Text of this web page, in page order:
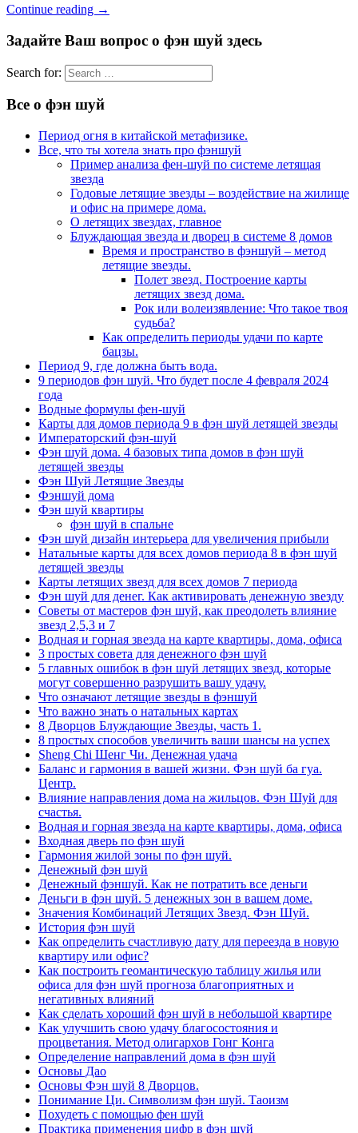
Continue reading →
Задайте Ваш вопрос о фэн шуй здесь
Search for:
Все о фэн шуй
Период огня в китайской метафизике.
Все, что ты хотела знать про фэншуй
Пример анализа фен-шуй по системе летящая
звезда
Годовые летящие звезды – воздействие на жилище
и офис на примере дома.
О летящих звездах, главное
Блуждающая звезда и дворец в системе 8 домов
Время и пространство в фэншуй – метод
летящие звезды.
Полет звезд. Построение карты
летящих звезд дома.
Рок или волеизявление: Что такое твоя
судьба?
Как определить периоды удачи по карте
бацзы.
Период 9, где должна быть вода.
9 периодов фэн шуй. Что будет после 4 февраля 2024
года
Водные формулы фен-шуй
Карты для домов периода 9 в фэн шуй летящей звезды
Императорский фэн-шуй
Фэн шуй дома. 4 базовых типа домов в фэн шуй
летящей звезды
Фэн Шуй Летящие Звезды
Фэншуй дома
Фэн шуй квартиры
фэн шуй в спальне
Фэн шуй дизайн интерьера для увеличения прибыли
Натальные карты для всех домов периода 8 в фэн шуй
летящей звезды
Карты летящих звезд для всех домов 7 периода
Фэн шуй для денег. Как активировать денежную звезду
Советы от мастеров фэн шуй, как преодолеть влияние
звезд 2,5,3 и 7
Водная и горная звезда на карте квартиры, дома, офиса
3 простых совета для денежного фэн шуй
5 главных ошибок в фэн шуй летящих звезд, которые
могут совершенно разрушить вашу удачу.
Что означают летящие звезды в фэншуй
Что важно знать о натальных картах
8 Дворцов Блуждающие Звезды, часть 1.
8 простых способов увеличить ваши шансы на успех
Sheng Chi Шенг Чи. Денежная удача
Баланс и гармония в вашей жизни. Фэн шуй ба гуа.
Центр.
Влияние направления дома на жильцов. Фэн Шуй для
счастья.
Водная и горная звезда на карте квартиры, дома, офиса
Входная дверь по фэн шуй
Гармония жилой зоны по фэн шуй.
Денежный фэн шуй
Денежный фэншуй. Как не потратить все деньги
Деньги в фэн шуй. 5 денежных зон в вашем доме.
Значения Комбинаций Летящих Звезд. Фэн Шуй.
История фэн шуй
Как определить счастливую дату для переезда в новую
квартиру или офис?
Как построить геомантическую таблицу жилья или
офиса для фэн шуй прогноза благоприятных и
негативных влияний
Как сделать хороший фэн шуй в небольшой квартире
Как улучшить свою удачу благосостояния и
процветания. Метод олигархов Гонг Конга
Определение направлений дома в фэн шуй
Основы Дао
Основы Фэн шуй 8 Дворцов.
Понимание Ци. Символизм фэн шуй. Таоизм
Похудеть с помощью фен шуй
Практика применения цифр в фэн шуй